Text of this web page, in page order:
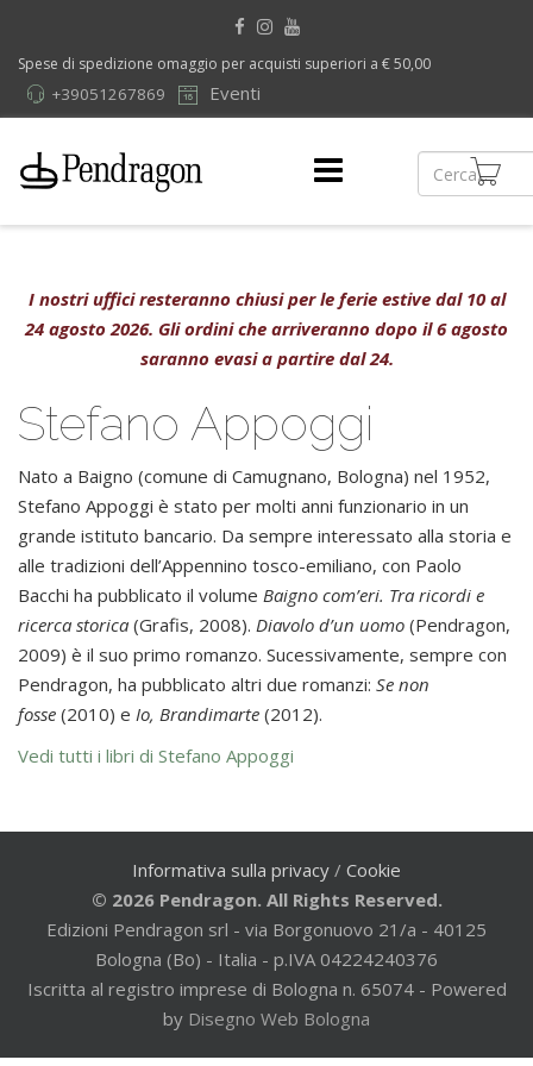
Spese di spedizione omaggio per acquisti superiori a € 50,00
Eventi
+39051267869
I nostri uffici resteranno chiusi per le ferie estive dal 10 al
24 agosto 2026. Gli ordini che arriveranno dopo il 6 agosto
saranno evasi a partire dal 24.
Stefano Appoggi
Nato a Baigno (comune di Camugnano, Bologna) nel 1952,
Stefano Appoggi è stato per molti anni funzionario in un
grande istituto bancario. Da sempre interessato alla storia e
alle tradizioni dell’Appennino tosco-emiliano, con Paolo
Bacchi ha pubblicato il volume Baigno com’eri. Tra ricordi e
ricerca storica (Grafis, 2008). Diavolo d’un uomo (Pendragon,
2009) è il suo primo romanzo. Sucessivamente, sempre con
Pendragon, ha pubblicato altri due romanzi: Se non
fosse (2010) e Io, Brandimarte (2012).
Vedi tutti i libri di Stefano Appoggi
Informativa sulla privacy / Cookie
© 2026 Pendragon. All Rights Reserved.
Edizioni Pendragon srl - via Borgonuovo 21/a - 40125
Bologna (Bo) - Italia - p.IVA 04224240376
Iscritta al registro imprese di Bologna n. 65074 - Powered
by Disegno Web Bologna